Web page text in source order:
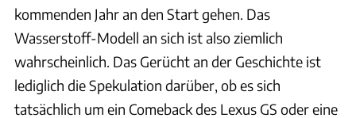
kommenden Jahr an den Start gehen. Das
Wasserstoff-Modell an sich ist also ziemlich
wahrscheinlich. Das Gerücht an der Geschichte ist
lediglich die Spekulation darüber, ob es sich
tatsächlich um ein Comeback des Lexus GS oder eine